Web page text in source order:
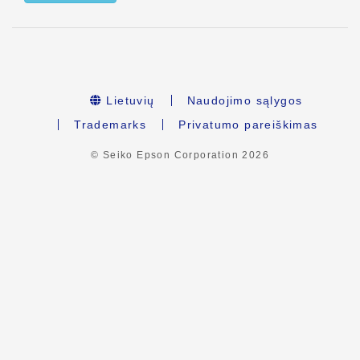
Lietuvių
Naudojimo sąlygos
Trademarks
Privatumo pareiškimas
© Seiko Epson Corporation2026